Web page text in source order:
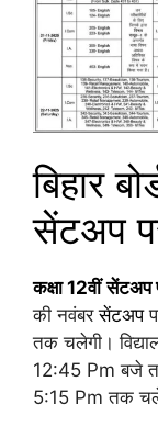
बिहार
सेंटअप
कक्षा 12वीं सेंटअप
की नवंबरसेंटअप
तक चलेगी।
12:45 Pm बजे
5:15 Pm तक